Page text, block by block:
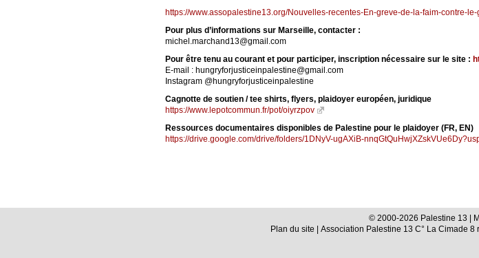
https://www.assopalestine13.org/Nouvelles-recentes-En-greve-de-la-faim-contre-
Pour plus d’informations sur Marseille, contacter :
michel.marchand13@gmail.com
Pour être tenu au courant et pour participer, inscription nécessaire sur le site :
E-mail : hungryforjusticeinpalestine@gmail.com
Instagram @hungryforjusticeinpalestine
Cagnotte de soutien / tee shirts, flyers, plaidoyer européen, juridique
https://www.lepotcommun.fr/pot/oiyrzpov
Ressources documentaires disponibles de Palestine pour le plaidoyer (FR, EN)
https://drive.google.com/drive/folders/1DNyV-ugAXiB-
© 2000-2026 Palestine 13 |
Plan du site | Association Palestine 13 C° La Cimade